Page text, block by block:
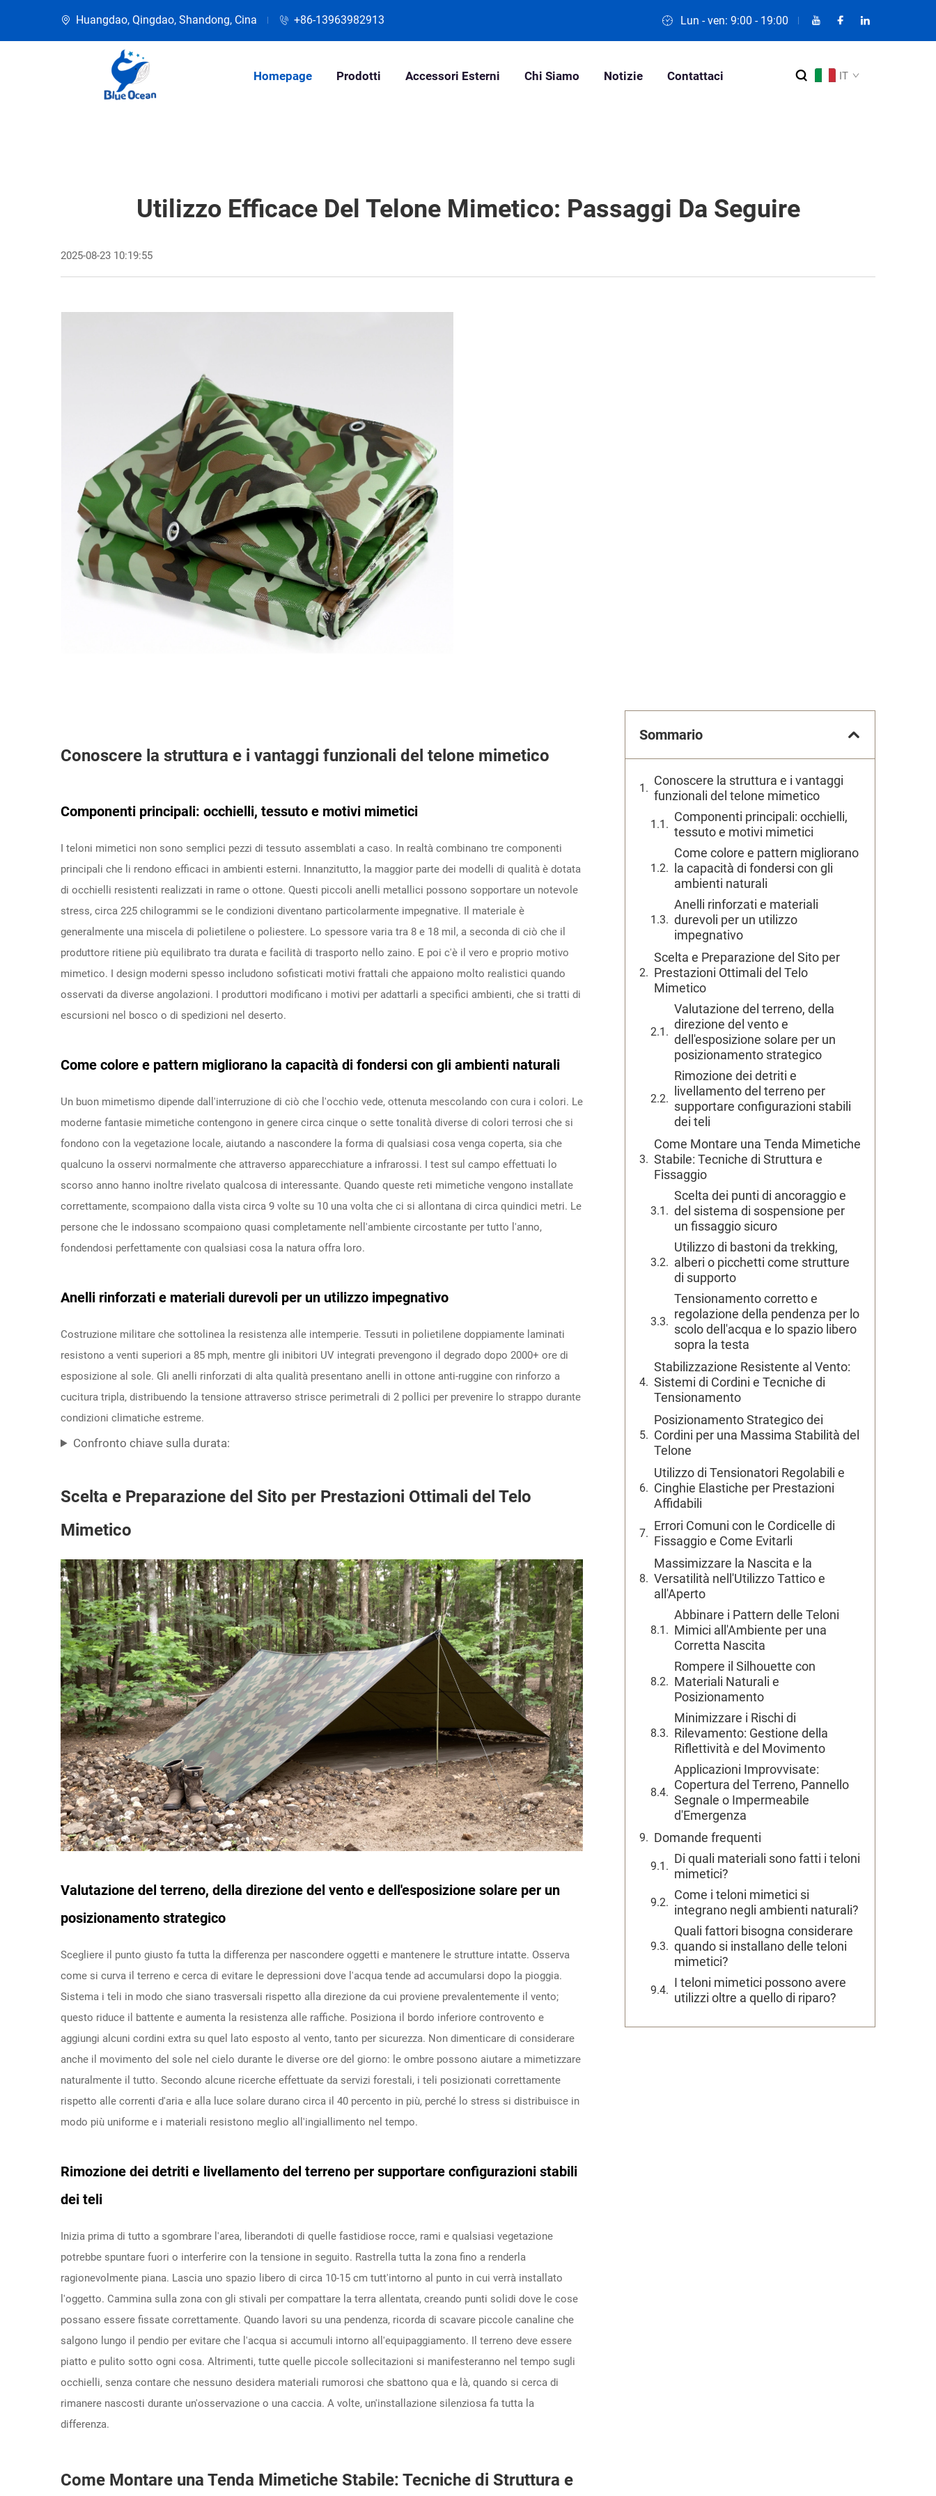
Huangdao, Qingdao, Shandong, Cina +86-13963982913 Lun - ven: 9:00 - 19:00
Homepage Prodotti Accessori Esterni Chi Siamo Notizie Contattaci IT
Utilizzo Efficace Del Telone Mimetico: Passaggi Da Seguire
2025-08-23 10:19:55
Conoscere la struttura e i vantaggi funzionali del telone mimetico
Componenti principali: occhielli, tessuto e motivi mimetici
I teloni mimetici non sono semplici pezzi di tessuto assemblati a caso. In realtà combinano tre componenti
principali che li rendono efficaci in ambienti esterni. Innanzitutto, la maggior parte dei modelli di qualità è dotata
di occhielli resistenti realizzati in rame o ottone. Questi piccoli anelli metallici possono sopportare un notevole
stress, circa 225 chilogrammi se le condizioni diventano particolarmente impegnative. Il materiale è
generalmente una miscela di polietilene o poliestere. Lo spessore varia tra 8 e 18 mil, a seconda di ciò che il
produttore ritiene più equilibrato tra durata e facilità di trasporto nello zaino. E poi c'è il vero e proprio motivo
mimetico. I design moderni spesso includono sofisticati motivi frattali che appaiono molto realistici quando
osservati da diverse angolazioni. I produttori modificano i motivi per adattarli a specifici ambienti, che si tratti di
escursioni nel bosco o di spedizioni nel deserto.
Come colore e pattern migliorano la capacità di fondersi con gli ambienti naturali
Un buon mimetismo dipende dall'interruzione di ciò che l'occhio vede, ottenuta mescolando con cura i colori. Le
moderne fantasie mimetiche contengono in genere circa cinque o sette tonalità diverse di colori terrosi che si
fondono con la vegetazione locale, aiutando a nascondere la forma di qualsiasi cosa venga coperta, sia che
qualcuno la osservi normalmente che attraverso apparecchiature a infrarossi. I test sul campo effettuati lo
scorso anno hanno inoltre rivelato qualcosa di interessante. Quando queste reti mimetiche vengono installate
correttamente, scompaiono dalla vista circa 9 volte su 10 una volta che ci si allontana di circa quindici metri. Le
persone che le indossano scompaiono quasi completamente nell'ambiente circostante per tutto l'anno,
fondendosi perfettamente con qualsiasi cosa la natura offra loro.
Anelli rinforzati e materiali durevoli per un utilizzo impegnativo
Costruzione militare che sottolinea la resistenza alle intemperie. Tessuti in polietilene doppiamente laminati
resistono a venti superiori a 85 mph, mentre gli inibitori UV integrati prevengono il degrado dopo 2000+ ore di
esposizione al sole. Gli anelli rinforzati di alta qualità presentano anelli in ottone anti-ruggine con rinforzo a
cucitura tripla, distribuendo la tensione attraverso strisce perimetrali di 2 pollici per prevenire lo strappo durante
condizioni climatiche estreme.
Confronto chiave sulla durata:
Scelta e Preparazione del Sito per Prestazioni Ottimali del Telo
Mimetico
Valutazione del terreno, della direzione del vento e dell'esposizione solare per un
posizionamento strategico
Scegliere il punto giusto fa tutta la differenza per nascondere oggetti e mantenere le strutture intatte. Osserva
come si curva il terreno e cerca di evitare le depressioni dove l'acqua tende ad accumularsi dopo la pioggia.
Sistema i teli in modo che siano trasversali rispetto alla direzione da cui proviene prevalentemente il vento;
questo riduce il battente e aumenta la resistenza alle raffiche. Posiziona il bordo inferiore controvento e
aggiungi alcuni cordini extra su quel lato esposto al vento, tanto per sicurezza. Non dimenticare di considerare
anche il movimento del sole nel cielo durante le diverse ore del giorno: le ombre possono aiutare a mimetizzare
naturalmente il tutto. Secondo alcune ricerche effettuate da servizi forestali, i teli posizionati correttamente
rispetto alle correnti d'aria e alla luce solare durano circa il 40 percento in più, perché lo stress si distribuisce in
modo più uniforme e i materiali resistono meglio all'ingiallimento nel tempo.
Rimozione dei detriti e livellamento del terreno per supportare configurazioni stabili
dei teli
Inizia prima di tutto a sgombrare l'area, liberandoti di quelle fastidiose rocce, rami e qualsiasi vegetazione
potrebbe spuntare fuori o interferire con la tensione in seguito. Rastrella tutta la zona fino a renderla
ragionevolmente piana. Lascia uno spazio libero di circa 10-15 cm tutt'intorno al punto in cui verrà installato
l'oggetto. Cammina sulla zona con gli stivali per compattare la terra allentata, creando punti solidi dove le cose
possano essere fissate correttamente. Quando lavori su una pendenza, ricorda di scavare piccole canaline che
salgono lungo il pendio per evitare che l'acqua si accumuli intorno all'equipaggiamento. Il terreno deve essere
piatto e pulito sotto ogni cosa. Altrimenti, tutte quelle piccole sollecitazioni si manifesteranno nel tempo sugli
occhielli, senza contare che nessuno desidera materiali rumorosi che sbattono qua e là, quando si cerca di
rimanere nascosti durante un'osservazione o una caccia. A volte, un'installazione silenziosa fa tutta la
differenza.
Come Montare una Tenda Mimetiche Stabile: Tecniche di Struttura e
Sommario
Conoscere la struttura e i vantaggi
funzionali del telone mimetico
Componenti principali: occhielli,
tessuto e motivi mimetici
Come colore e pattern migliorano
la capacità di fondersi con gli
ambienti naturali
Anelli rinforzati e materiali
durevoli per un utilizzo
impegnativo
Scelta e Preparazione del Sito per
Prestazioni Ottimali del Telo
Mimetico
Valutazione del terreno, della
direzione del vento e
dell'esposizione solare per un
posizionamento strategico
Rimozione dei detriti e
livellamento del terreno per
supportare configurazioni stabili
dei teli
Come Montare una Tenda Mimetiche
Stabile: Tecniche di Struttura e
Fissaggio
Scelta dei punti di ancoraggio e
del sistema di sospensione per
un fissaggio sicuro
Utilizzo di bastoni da trekking,
alberi o picchetti come strutture
di supporto
Tensionamento corretto e
regolazione della pendenza per lo
scolo dell'acqua e lo spazio libero
sopra la testa
Stabilizzazione Resistente al Vento:
Sistemi di Cordini e Tecniche di
Tensionamento
Posizionamento Strategico dei
Cordini per una Massima Stabilità del
Telone
Utilizzo di Tensionatori Regolabili e
Cinghie Elastiche per Prestazioni
Affidabili
Errori Comuni con le Cordicelle di
Fissaggio e Come Evitarli
Massimizzare la Nascita e la
Versatilità nell'Utilizzo Tattico e
all'Aperto
Abbinare i Pattern delle Teloni
Mimici all'Ambiente per una
Corretta Nascita
Rompere il Silhouette con
Materiali Naturali e
Posizionamento
Minimizzare i Rischi di
Rilevamento: Gestione della
Riflettività e del Movimento
Applicazioni Improvvisate:
Copertura del Terreno, Pannello
Segnale o Impermeabile
d'Emergenza
Domande frequenti
Di quali materiali sono fatti i teloni
mimetici?
Come i teloni mimetici si
integrano negli ambienti naturali?
Quali fattori bisogna considerare
quando si installano delle teloni
mimetici?
I teloni mimetici possono avere
utilizzi oltre a quello di riparo?